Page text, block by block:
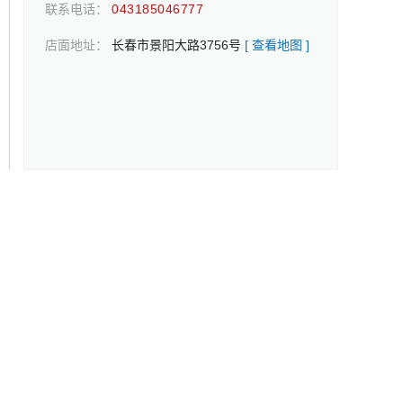
联系电话： 043185046777
店面地址： 长春市景阳大路3756号 [ 查看地图 ]